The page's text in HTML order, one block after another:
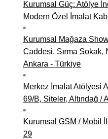
Sinop Mobilya İmalatçıları,
Tekirdağ Mobilyacılar, Mobilya
Muş Mobilya İmalatçıları,
Nevşehir Mobilyacılar, Mobilya
Ordu Mobilya Mağazaları,
Rize Mobilyacılar, Mobilya
Sivas Mobilya Fabrikaları,
Kurumsal Güç: Atölye
Modern Özel İmalat
Kurumsal Mağaza
Caddesi, Sırma Sokak,
Ankara - Türkiye
Merkez İmalat Atölyesi
69/B, Siteler, Altındağ /
Kurumsal GSM / Mobil
29